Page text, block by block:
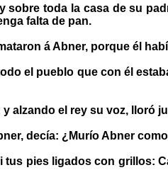
sobre toda la casa de su
falta de pan.
á Abner, porque él
el pueblo que con él
alzando el rey su voz, lloró
decía: ¿Murío Abner
tus pies ligados con grillos: